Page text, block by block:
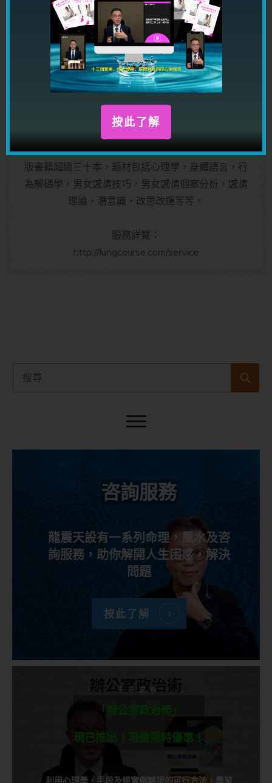
關於作者
龍震天
推算姻緣運，一生運程，同一時間也是課程講師；出
版書籍超過三十本，題材包括心理學，身體語言，行
為解碼學，男女感情技巧，男女感情個案分析，感情
理論，潛意識，改思改運等等。
服務詳覽：
http://lungcourse.com/service
咨詢服務
龍震天設有一系列命理，風水及咨
詢服務，助你解開人生困惑，解決
問題
按此了解
千呼萬喚
「辦公室政治術」
現已推出！現做限時優惠！
利用心理學，手段及經實例驗證的可行方法，學習
按此了解